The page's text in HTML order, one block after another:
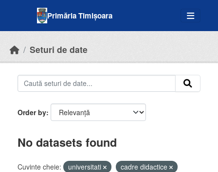
Primăria Timișoara
Seturi de date
Order by
No datasets found
Cuvinte cheie: universitati
cadre didactice